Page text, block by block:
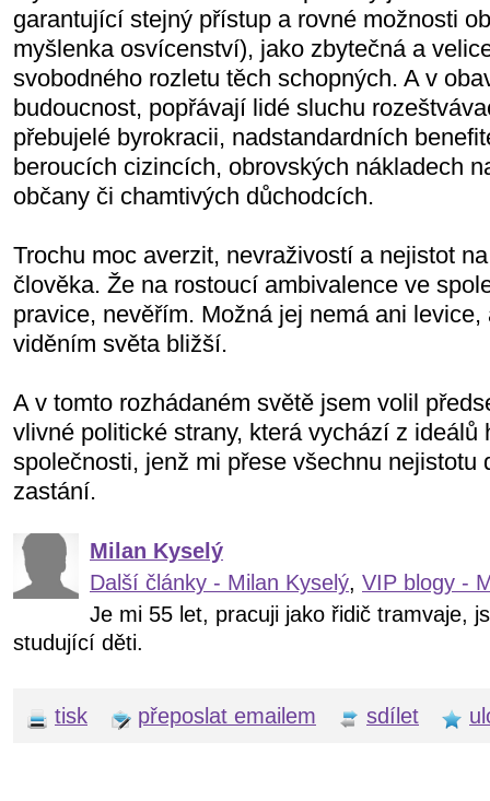
garantující stejný přístup a rovné možnosti
myšlenka osvícenství), jako zbytečná a
svobodného rozletu těch schopných. A v
budoucnost, popřávají lidé sluchu
přebujelé byrokracii, nadstandardních
beroucích cizincích, obrovských nákladech
občany či chamtivých důchodcích.
Trochu moc averzit, nevraživostí a nejistot
člověka. Že na rostoucí ambivalence ve
pravice, nevěřím. Možná jej nemá ani
viděním světa bližší.
A v tomto rozhádaném světě jsem volil
vlivné politické strany, která vychází z ideálů
společnosti, jenž mi přese všechnu nejistotu
zastání.
Milan Kyselý
Další články - Milan Kyselý, VIP blogy -
Je mi 55 let, pracuji jako řidič tramvaje,
studující děti.
tisk přeposlat emailem sdílet